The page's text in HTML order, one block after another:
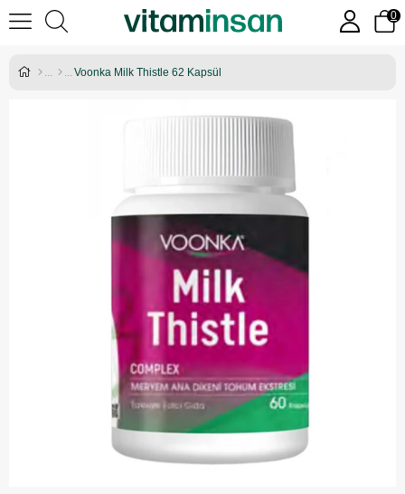
0
Voonka Milk Thistle 62 Kapsül